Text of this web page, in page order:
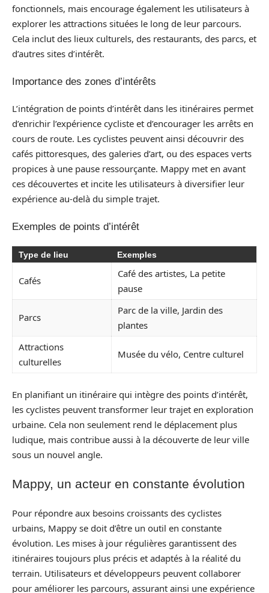
fonctionnels, mais encourage également les utilisateurs à
explorer les attractions situées le long de leur parcours.
Cela inclut des lieux culturels, des restaurants, des parcs, et
d’autres sites d’intérêt.
Importance des zones d’intérêts
L’intégration de points d’intérêt dans les itinéraires permet
d’enrichir l’expérience cycliste et d’encourager les arrêts en
cours de route. Les cyclistes peuvent ainsi découvrir des
cafés pittoresques, des galeries d’art, ou des espaces verts
propices à une pause ressourçante. Mappy met en avant
ces découvertes et incite les utilisateurs à diversifier leur
expérience au-delà du simple trajet.
Exemples de points d’intérêt
Type de lieu Exemples
Cafés
Café des artistes, La petite
pause
Parcs
Parc de la ville, Jardin des
plantes
Attractions
culturelles
Musée du vélo, Centre culturel
En planifiant un itinéraire qui intègre des points d’intérêt,
les cyclistes peuvent transformer leur trajet en exploration
urbaine. Cela non seulement rend le déplacement plus
ludique, mais contribue aussi à la découverte de leur ville
sous un nouvel angle.
Mappy, un acteur en constante évolution
Pour répondre aux besoins croissants des cyclistes
urbains, Mappy se doit d’être un outil en constante
évolution. Les mises à jour régulières garantissent des
itinéraires toujours plus précis et adaptés à la réalité du
terrain. Utilisateurs et développeurs peuvent collaborer
pour améliorer les parcours, assurant ainsi une expérience